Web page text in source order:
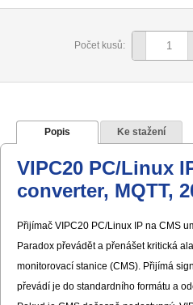
Počet kusů:
Popis Ke stažení
VIPC20 PC/Linux
converter, MQTT,
Přijímač VIPC20 PC/Linux IP na CMS
Paradox převádět a přenášet kritická
monitorovací stanice (CMS). Přijímá
převádí je do standardního formátu a